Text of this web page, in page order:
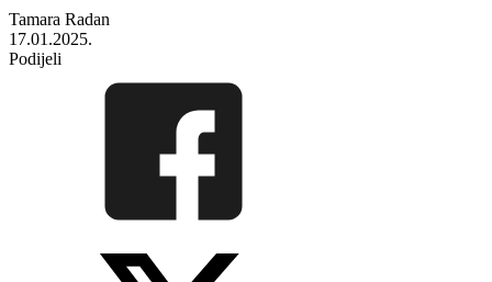
Tamara Radan
17.01.2025.
Podijeli